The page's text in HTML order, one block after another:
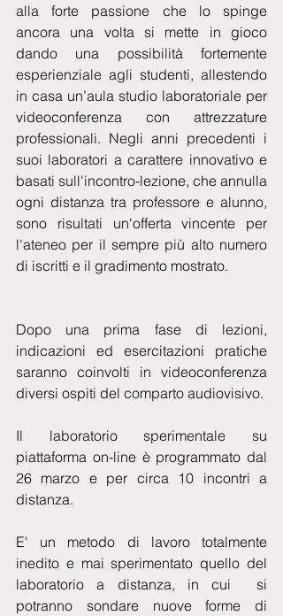
alla forte passione che lo spinge
ancora una volta si mette in gioco
dando una possibilità fortemente
esperienziale agli studenti, allestendo
in casa un’aula studio laboratoriale per
videoconferenza con attrezzature
professionali. Negli anni precedenti i
suoi laboratori a carattere innovativo e
basati sull'incontro-lezione, che annulla
ogni distanza tra professore e alunno,
sono risultati un'offerta vincente per
l'ateneo per il sempre più alto numero
di iscritti e il gradimento mostrato.
Dopo una prima fase di lezioni,
indicazioni ed esercitazioni pratiche
saranno coinvolti in videoconferenza
diversi ospiti del comparto audiovisivo.
Il laboratorio sperimentale su
piattaforma on-line è programmato dal
26 marzo e per circa 10 incontri a
distanza.
E' un metodo di lavoro totalmente
inedito e mai sperimentato quello del
laboratorio a distanza, in cui  si
potranno sondare nuove forme di